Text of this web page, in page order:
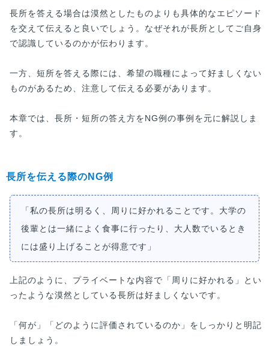
長所を答える場合は漠然としたものよりも具体的なエピソード
を交えて伝えると良いでしょう。なぜそれが長所としてご自身
で認識しているのかが伝わります。
一方、短所を答える際には、希望の職種によって好ましくない
ものがあるため、注意して伝える必要があります。
本章では、長所・短所の答え方をNG例の事例を元に解説しま
す。
長所を伝える際のNG例
「私の長所は明るく、周りに好かれることです。大学の
後輩とは一緒によく食事に行ったり、大人数でいるとき
には盛り上げることが得意です」
上記のように、プライベートな内容で「周りに好かれる」とい
ったような漠然としている長所は好ましくないです。
「何が」「どのように評価されているのか」をしっかりと明記
しましょう。